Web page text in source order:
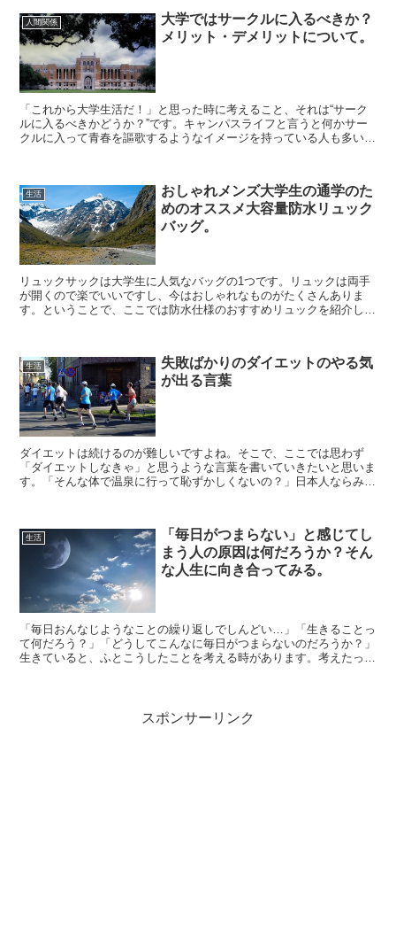
人間関係
大学ではサークルに入るべきか？
メリット・デメリットについて。
「これから大学生活だ！」と思った時に考えること、それは“サーク
ルに入るべきかどうか？”です。キャンパスライフと言うと何かサー
クルに入って青春を謳歌するようなイメージを持っている人も多いの
生活
おしゃれメンズ大学生の通学のた
めのオススメ大容量防水リュック
バッグ。
リュックサックは大学生に人気なバッグの1つです。リュックは両手
が開くので楽でいいですし、今はおしゃれなものがたくさんありま
す。ということで、ここでは防水仕様のおすすめリュックを紹介して
生活
失敗ばかりのダイエットのやる気
が出る言葉
ダイエットは続けるのが難しいですよね。そこで、ここでは思わず
「ダイエットしなきゃ」と思うような言葉を書いていきたいと思いま
す。「そんな体で温泉に行って恥ずかしくないの？」日本人ならみん
生活
「毎日がつまらない」と感じてし
まう人の原因は何だろうか？そん
な人生に向き合ってみる。
「毎日おんなじようなことの繰り返しでしんどい…」「生きることっ
て何だろう？」「どうしてこんなに毎日がつまらないのだろうか？」
生きていると、ふとこうしたことを考える時があります。考えたって
スポンサーリンク